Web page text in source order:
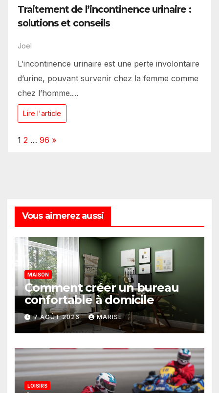
Traitement de l’incontinence urinaire :
solutions et conseils
Joel
L’incontinence urinaire est une perte involontaire
d’urine, pouvant survenir chez la femme comme
chez l’homme.…
Lire l'article
Page:
1 2 … 96 Next
»
Vous aimerez aussi
MAISON
Comment créer un bureau
confortable à domicile
7 AOÛT 2026 MARISE
LOISIRS